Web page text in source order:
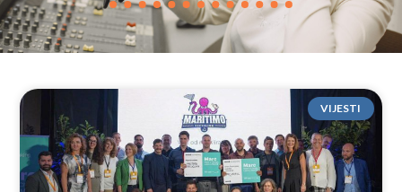
VIJESTI